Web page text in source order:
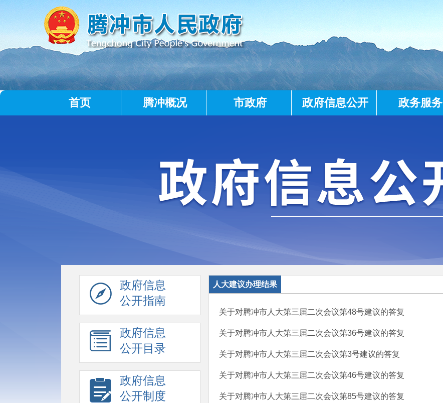
首页 腾冲概况 市政府 政府信息公开 政务服务
政府信息
公开指南
政府信息
公开目录
政府信息
公开制度
人大建议办理结果
关于对腾冲市人大第三届二次会议第48号建议的答复
关于对腾冲市人大第三届二次会议第36号建议的答复
关于对腾冲市人大第三届二次会议第3号建议的答复
关于对腾冲市人大第三届二次会议第46号建议的答复
关于对腾冲市人大第三届二次会议第85号建议的答复